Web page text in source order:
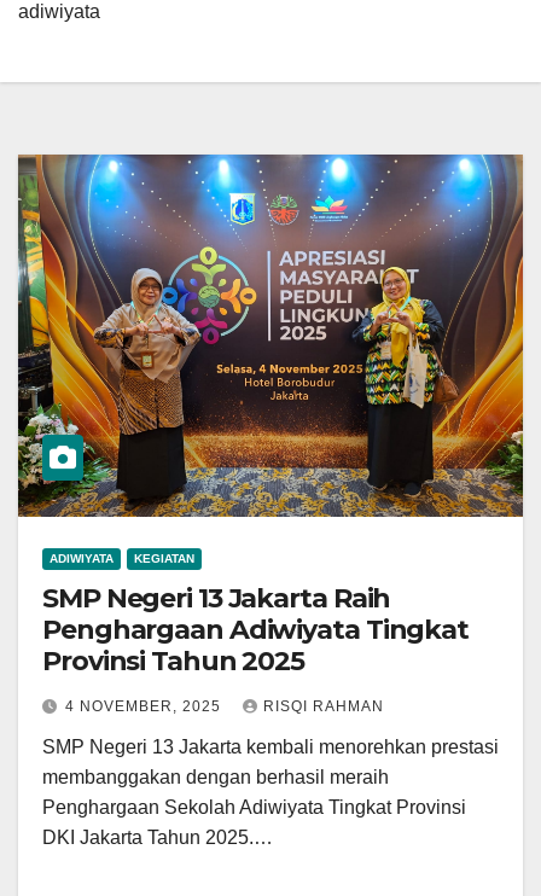
adiwiyata
ADIWIYATA KEGIATAN
SMP Negeri 13 Jakarta Raih
Penghargaan Adiwiyata Tingkat
Provinsi Tahun 2025
4 NOVEMBER, 2025 RISQI RAHMAN
SMP Negeri 13 Jakarta kembali menorehkan prestasi
membanggakan dengan berhasil meraih
Penghargaan Sekolah Adiwiyata Tingkat Provinsi
DKI Jakarta Tahun 2025.…